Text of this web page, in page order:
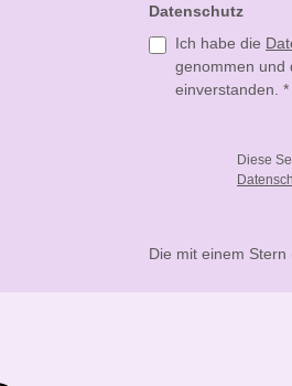
Datenschutz
Ich habe die
genommen und
einverstanden. *
Diese
Die mit einem